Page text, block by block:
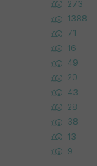
273
1388
71
16
49
20
43
28
38
13
9